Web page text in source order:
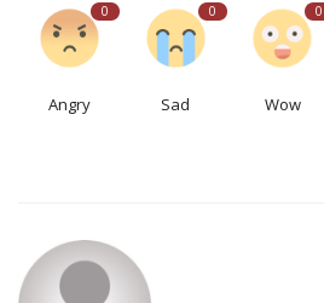
0
Angry
0
Sad
0
Wow